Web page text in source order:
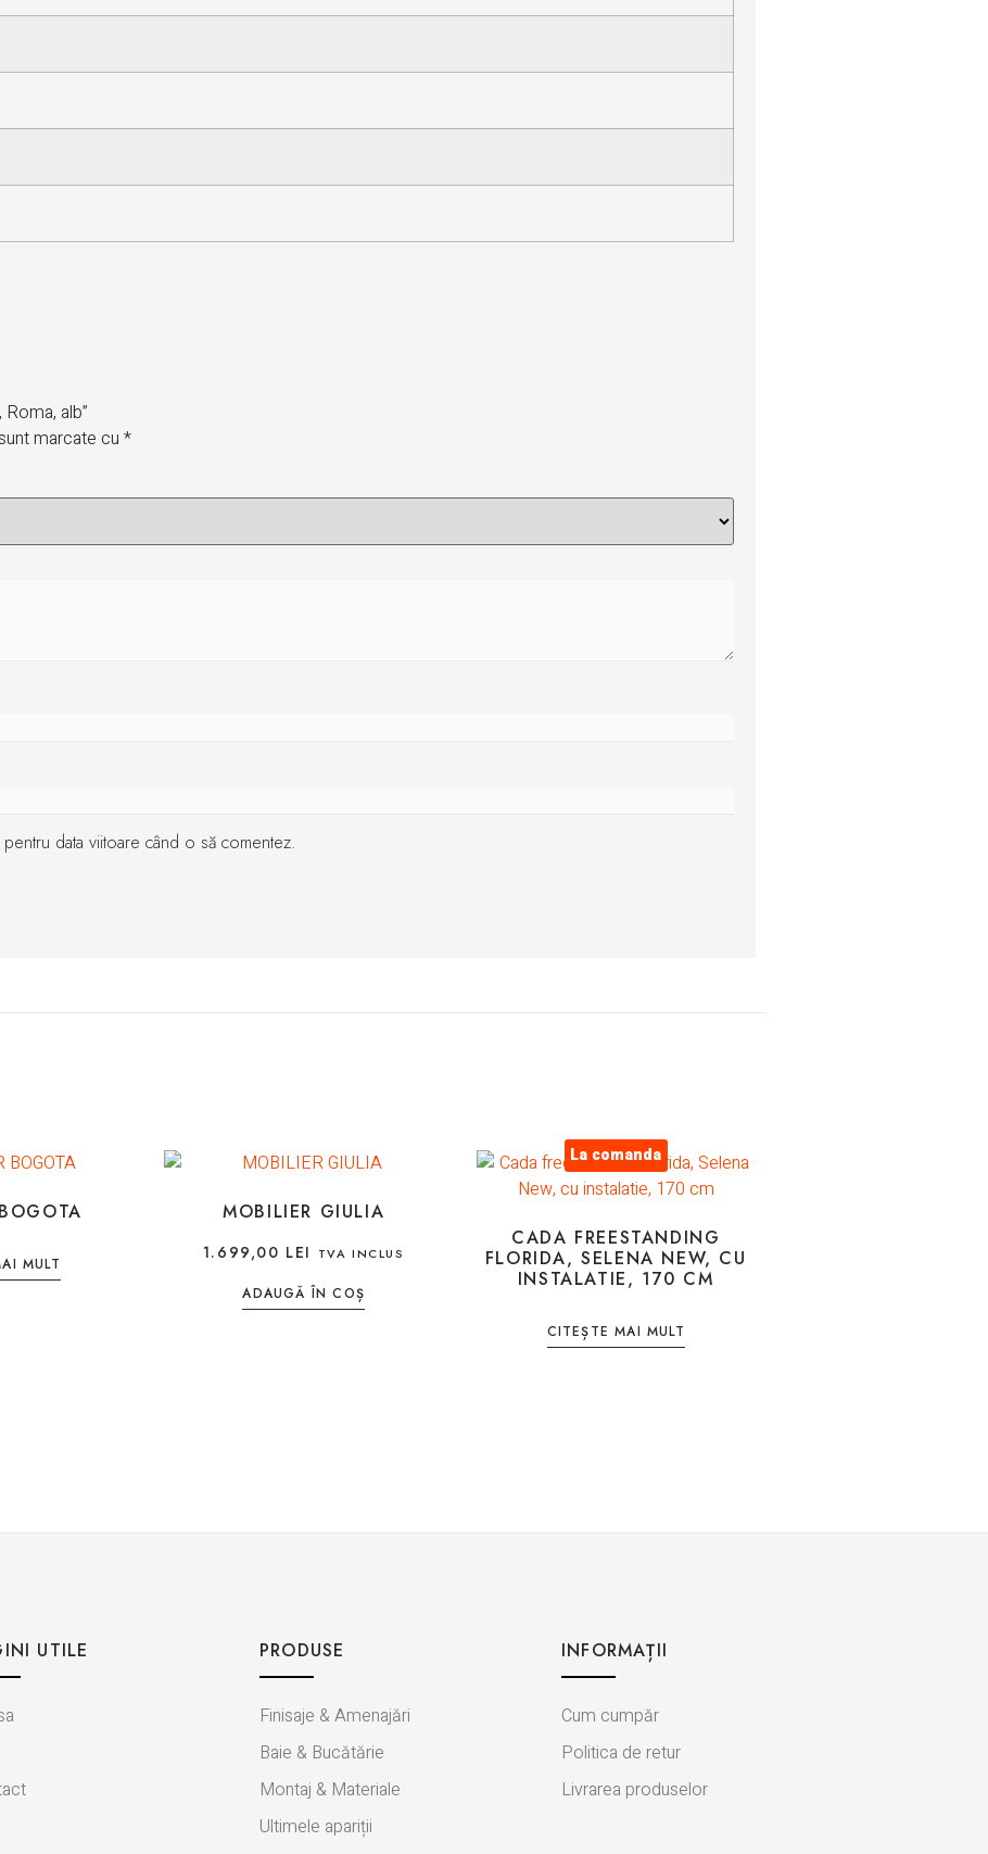
alb”
marcate cu *
data viitoare când o să comentez.
MULT
MOBILIER GIULIA
1.699,00 LEI TVA INCLUS
ADAUGĂ ÎN COȘ
La comanda
CADA FREESTANDING
FLORIDA, SELENA NEW, CU
INSTALATIE, 170 CM
CITEȘTE MAI MULT
UTILE PRODUSE
Finisaje & Amenajări
Baie & Bucătărie
Montaj & Materiale
Ultimele apariții
INFORMAȚII
Cum cumpăr
Politica de retur
Livrarea produselor